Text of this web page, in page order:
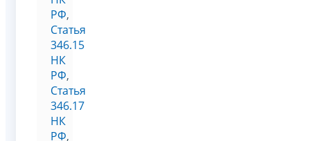
РФ,
Статья
346.15
НК
РФ,
Статья
346.17
НК
РФ,